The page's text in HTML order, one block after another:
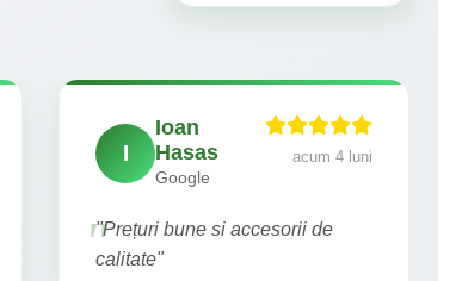
I
Ioan
Hasas
Google
acum 4 luni
"Prețuri bune si accesorii de
calitate"